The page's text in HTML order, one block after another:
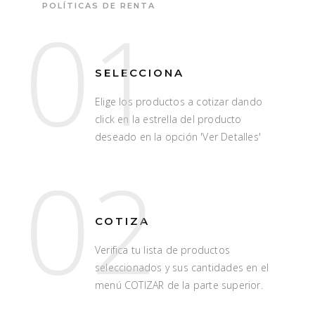
POLÍTICAS DE RENTA
01
SELECCIONA
Elige los productos a cotizar dando
click en la estrella del producto
deseado en la opción 'Ver Detalles'
02
COTIZA
Verifica tu lista de productos
seleccionados y sus cantidades en el
menú COTIZAR de la parte superior.